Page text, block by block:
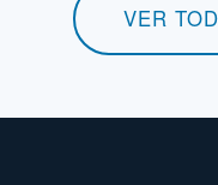
VER